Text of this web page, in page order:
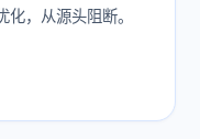
，从源头阻断。